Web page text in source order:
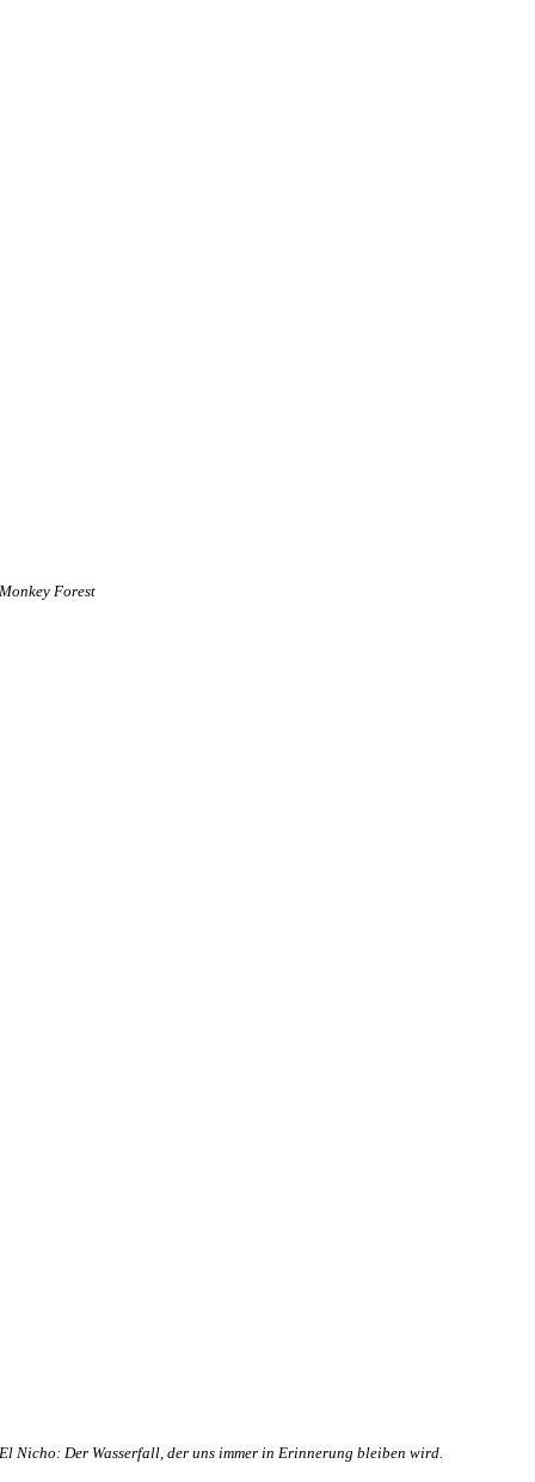
Monkey Forest
El Nicho: Der Wasserfall, der uns immer in Erinnerung bleiben wird.